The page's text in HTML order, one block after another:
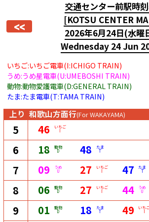
<<
交通センター前駅時
[KOTSU CENTER
2026年6月24日(水曜
Wednesday 24 Jun
いちご:いちご電車(I:ICHIGO TRAIN)
うめ:うめ星電車(U:UMEBOSHI TRAIN)
動物:動物愛護電車(D:GENERAL TRAIN)
たま:たま電車(T:TAMA TRAIN)
上り 和歌山方面行(For WAKAYAMA)
5 46 いちご
I
6 18 動物
D 48 たま
T
7 09 うめ
U 27 いちご
I 47 たま
T
8 06 動物
D 27 いちご
I 44 うめ
U
9 01 動物
D 18 たま
T 49 いち
I